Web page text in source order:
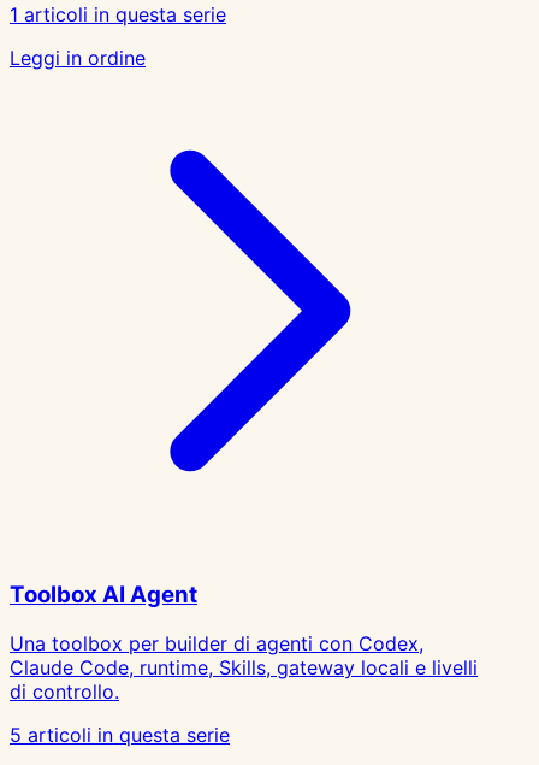
1 articoli in questa serie
Leggi in ordine
Toolbox AI Agent
Una toolbox per builder di agenti con Codex,
Claude Code, runtime, Skills, gateway locali e livelli
di controllo.
5 articoli in questa serie